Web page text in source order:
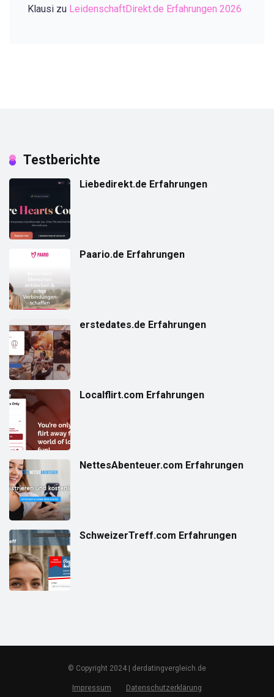
Klausi zu LeidenschaftDirekt.de Erfahrungen 2026
Testberichte
Liebedirekt.de Erfahrungen
Paario.de Erfahrungen
erstedates.de Erfahrungen
Localflirt.com Erfahrungen
NettesAbenteuer.com Erfahrungen
SchweizerTreff.com Erfahrungen
© Copyright 2024 | derdatingvergleich.de
Impressum Datenschutzerklärung